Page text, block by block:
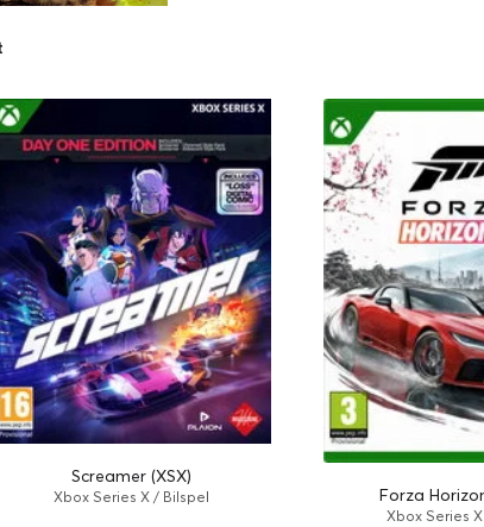
Screamer (XSX)
Xbox Series X / Bilspel Forza
Xbox Series